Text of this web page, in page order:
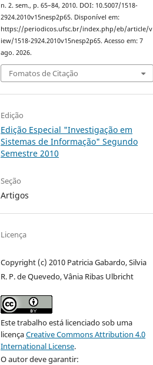
n. 2. sem., p. 65–84, 2010. DOI: 10.5007/1518-
2924.2010v15nesp2p65. Disponível em:
https://periodicos.ufsc.br/index.php/eb/article/v
iew/1518-2924.2010v15nesp2p65. Acesso em: 7
ago. 2026.
Fomatos de Citação
Edição
Edição Especial "Investigação em
Sistemas de Informação" Segundo
Semestre 2010
Seção
Artigos
Licença
Copyright (c) 2010 Patricia Gabardo, Silvia
R. P. de Quevedo, Vânia Ribas Ulbricht
Este trabalho está licenciado sob uma
licençaCreative Commons Attribution 4.0
International License.
O autor deve garantir: